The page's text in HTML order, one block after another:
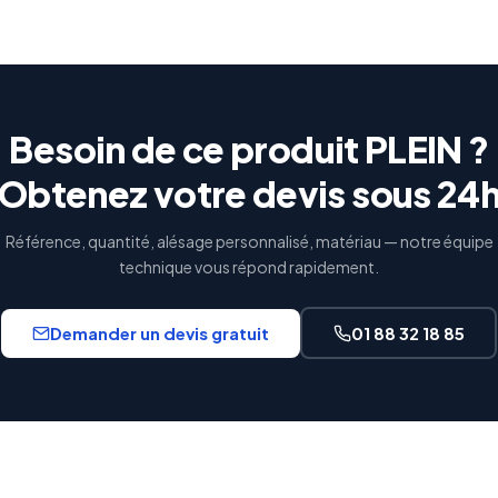
Besoin de ce produit PLEIN ?
votre devis sous
Référence, quantité, alésage personnalisé, matériau — notre équipe
technique vous répond rapidement.
Demander un devis gratuit 01 88 32 18 85